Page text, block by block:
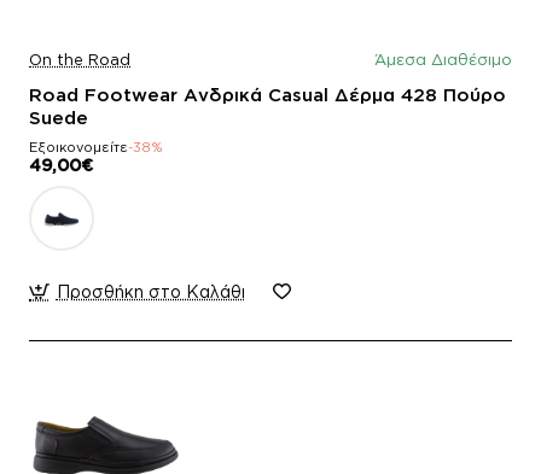
On the Road Άμεσα Διαθέσιμο
Road Footwear Ανδρικά Casual Δέρμα 428 Πούρο
Suede
Εξοικονομείτε-38%
49,00€
Προσθήκη στο Καλάθι